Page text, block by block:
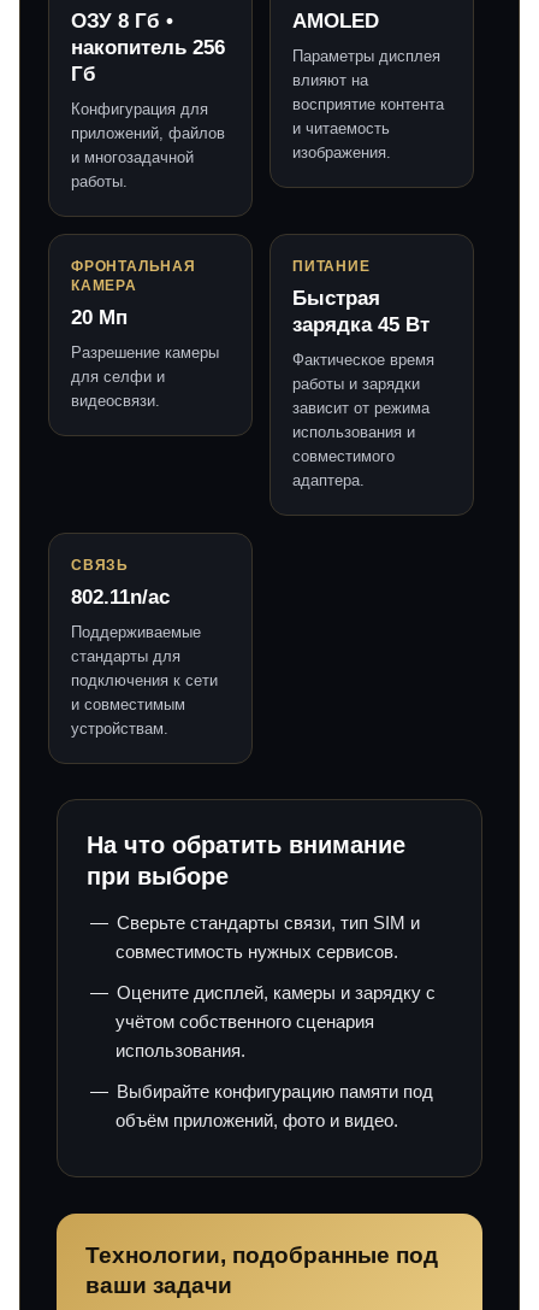
ОЗУ 8 Гб •
накопитель 256
Гб
Конфигурация для
приложений, файлов
и многозадачной
работы.
AMOLED
Параметры дисплея
влияют на
восприятие контента
и читаемость
изображения.
ФРОНТАЛЬНАЯ
КАМЕРА
20 Мп
Разрешение камеры
для селфи и
видеосвязи.
ПИТАНИЕ
Быстрая
зарядка 45 Вт
Фактическое время
работы и зарядки
зависит от режима
использования и
совместимого
адаптера.
СВЯЗЬ
802.11n/ac
Поддерживаемые
стандарты для
подключения к сети
и совместимым
устройствам.
На что обратить внимание
при выборе
Сверьте стандарты связи, тип SIM и
совместимость нужных сервисов.
Оцените дисплей, камеры и зарядку с
учётом собственного сценария
использования.
Выбирайте конфигурацию памяти под
объём приложений, фото и видео.
Технологии, подобранные под
ваши задачи